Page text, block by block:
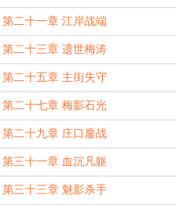
第二十一章 江岸战端
第二十三章 遗世梅涛
第二十五章 主街失守
第二十七章 梅影石光
第二十九章 庄口鏖战
第三十一章 血沉凡躯
第三十三章 魅影杀手